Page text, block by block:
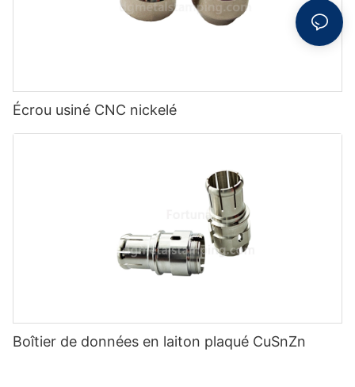
Écrou usiné CNC nickelé
Boîtier de données en laiton plaqué CuSnZn